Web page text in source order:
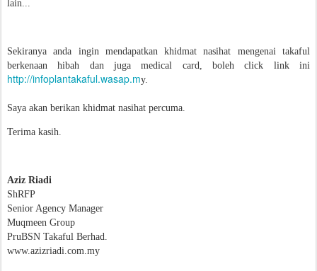
lain...
Sekiranya anda ingin mendapatkan khidmat nasihat mengenai takaful
berkenaan hibah dan juga medical card, boleh click link ini
http://infoplantakaful.wasap.my.
Saya akan berikan khidmat nasihat percuma.
Terima kasih.
Aziz Riadi
ShRFP
Senior Agency Manager
Muqmeen Group
PruBSN Takaful Berhad.
www.azizriadi.com.my